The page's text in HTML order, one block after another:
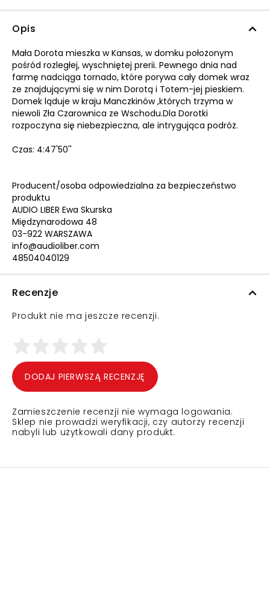
Opis
Mała Dorota mieszka w Kansas, w domku położonym
pośród rozległej, wyschniętej prerii. Pewnego dnia nad
farmę nadciąga tornado, które porywa cały domek wraz
ze znajdującymi się w nim Dorotą i Totem-jej pieskiem.
Domek ląduje w kraju Manczkinów ,których trzyma w
niewoli Zła Czarownica ze Wschodu.Dla Dorotki
rozpoczyna się niebezpieczna, ale intrygująca podróż.
Czas: 4:47'50''
Producent/osoba odpowiedzialna za bezpieczeństwo
produktu
AUDIO LIBER Ewa Skurska
Międzynarodowa 48
03-922 WARSZAWA
info@audioliber.com
48504040129
Recenzje
Produkt nie ma jeszcze recenzji.
DODAJ PIERWSZĄ RECENZJĘ
Zamieszczenie recenzji nie wymaga logowania.
Sklep nie prowadzi weryfikacji, czy autorzy recenzji
nabyli lub użytkowali dany produkt.